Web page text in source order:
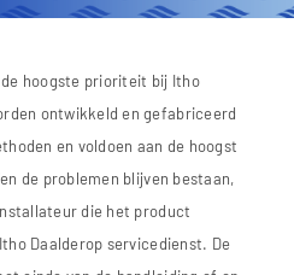
hoogste prioriteit bij Itho
ontwikkeld en gefabriceerd
en voldoen aan de hoogst
de problemen blijven bestaan,
die het product
Daalderop servicedienst. De